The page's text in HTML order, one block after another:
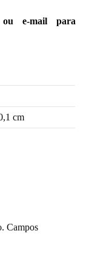
ou e-mail para
cm
Campos